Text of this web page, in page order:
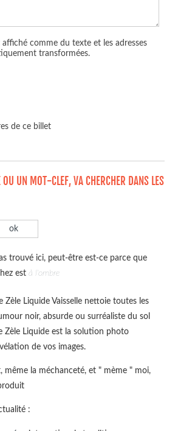
affiché comme du texte et les adresses
transformées.
de ce billet
UN MOT-CLEF, VA CHERCHER DANS LES
trouvé ici, peut-être est-ce parce que
est à l'ombre
Zèle Liquide Vaisselle nettoie toutes les
noir, absurde ou surréaliste du sol
Zèle Liquide est la solution photo
de vos images.
même la méchanceté, et " mème " moi,
: